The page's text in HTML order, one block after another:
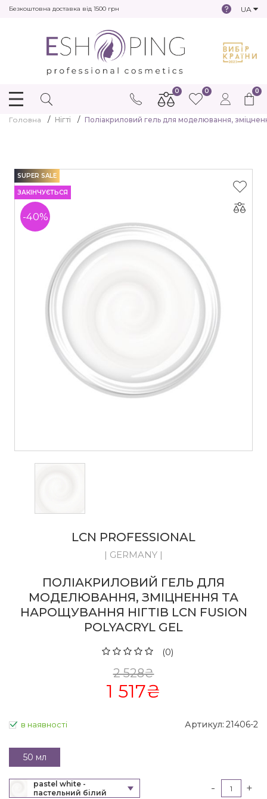
Безкоштовна доставка від 1500 грн UA
0
0 0
Головна Нігті Поліакриловий гель для моделювання,
SUPER SALE
ЗАКІНЧУЄТЬСЯ
-40%
LCN PROFESSIONAL
| GERMANY |
ПОЛІАКРИЛОВИЙ ГЕЛЬ ДЛЯ
МОДЕЛЮВАННЯ, ЗМІЦНЕННЯ ТА
НАРОЩУВАННЯ НІГТІВ LCN FUSION
POLYACRYL GEL
(0)
2 528₴
1 517₴
в наявності Артикул: 21406-2
50 мл
pastel white -
пастельний білий
- +